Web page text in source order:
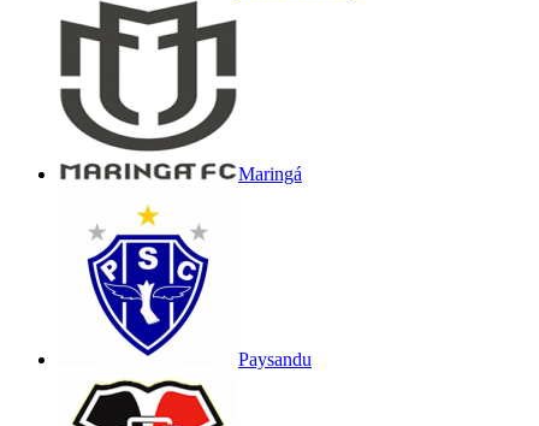
Maringá
Paysandu